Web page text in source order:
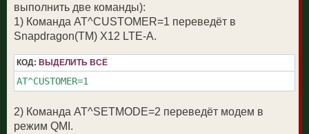
выполнить две команды):
1) Команда AT^CUSTOMER=1 переведёт в
Snapdragon(TM) X12 LTE-A.
КОД: ВЫДЕЛИТЬ ВСЁ
AT^CUSTOMER=1
2) Команда AT^SETMODE=2 переведёт модем в
режим QMI.